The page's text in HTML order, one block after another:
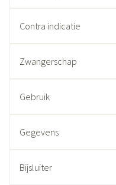
Contra indicatie
Zwangerschap
Gebruik
Gegevens
Bijsluiter